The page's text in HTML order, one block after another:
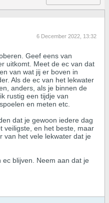
6 December 2022, 13:32
Geef eens van
uitkomt. Meet de ec van dat
van wat jij er boven in
Als de ec van het lekwater
anders, als je binnen de
rustig een tijdje van
en meten etc.
dat je gewoon iedere dag
veiligste, en het beste, maar
van het vele lekwater dat je
blijven. Neem aan dat je